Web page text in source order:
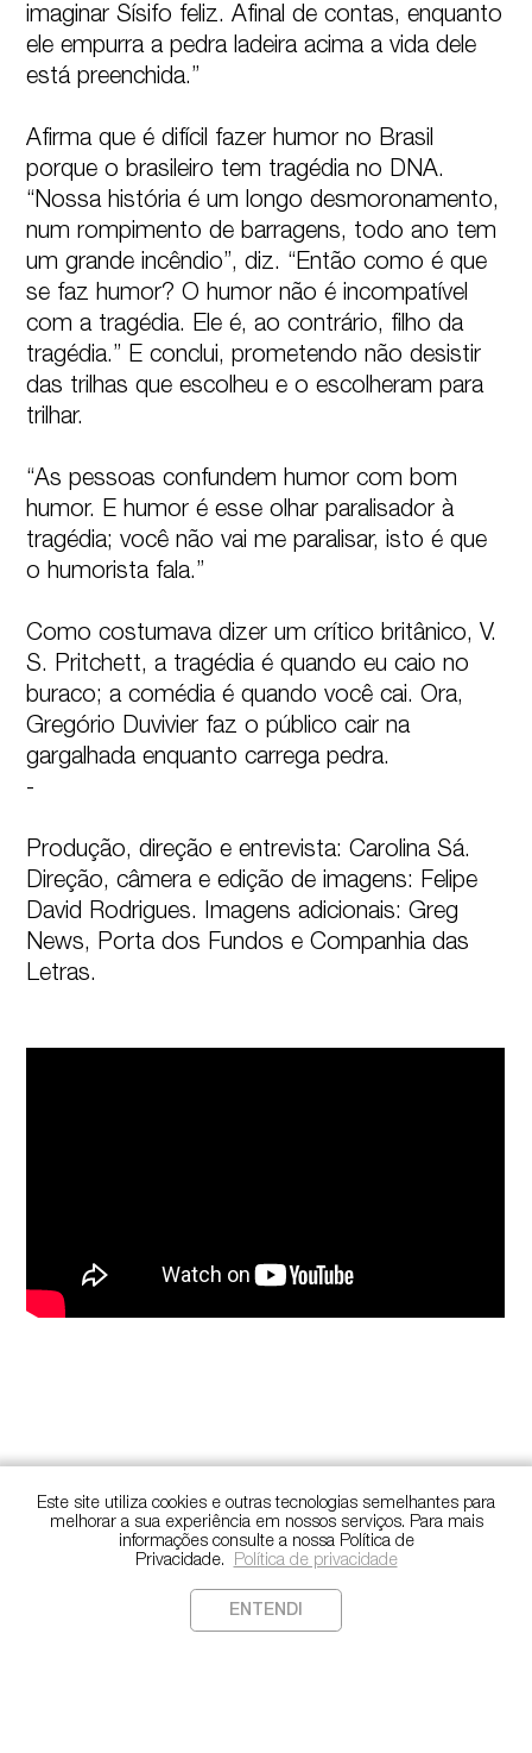
imaginar Sísifo feliz. Afinal de contas, enquanto
ele empurra a pedra ladeira acima a vida dele
está preenchida.”
Afirma que é difícil fazer humor no Brasil
porque o brasileiro tem tragédia no DNA.
“Nossa história é um longo desmoronamento,
num rompimento de barragens, todo ano tem
um grande incêndio”, diz. “Então como é que
se faz humor? O humor não é incompatível
com a tragédia. Ele é, ao contrário, filho da
tragédia.” E conclui, prometendo não desistir
das trilhas que escolheu e o escolheram para
trilhar.
“As pessoas confundem humor com bom
humor. E humor é esse olhar paralisador à
tragédia; você não vai me paralisar, isto é que
o humorista fala.”
Como costumava dizer um crítico britânico, V.
S. Pritchett, a tragédia é quando eu caio no
buraco; a comédia é quando você cai. Ora,
Gregório Duvivier faz o público cair na
gargalhada enquanto carrega pedra.
-
Produção, direção e entrevista: Carolina Sá.
Direção, câmera e edição de imagens: Felipe
David Rodrigues. Imagens adicionais: Greg
News, Porta dos Fundos e Companhia das
Este site utiliza cookies e outras tecnologias semelhantes para
melhorar a sua experiência em nossos serviços. Para mais
informações consulte a nossa Política de
Privacidade.
Política de privacidade
ENTENDI